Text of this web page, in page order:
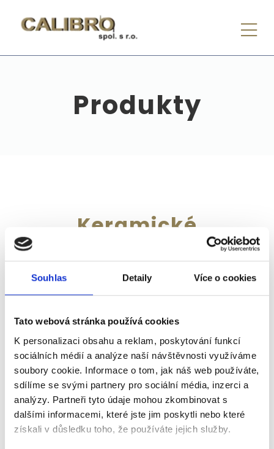
Souhlas Detaily Více o cookies
Tato webová stránka používá cookies
K personalizaci obsahu a reklam, poskytování funkcí
sociálních médií a analýze naší návštěvnosti využíváme
soubory cookie. Informace o tom, jak náš web používáte,
sdílíme se svými partnery pro sociální média, inzerci a
analýzy. Partneři tyto údaje mohou zkombinovat s
dalšími informacemi, které jste jim poskytli nebo které
získali v důsledku toho, že používáte jejich služby.
Produkty
Keramické